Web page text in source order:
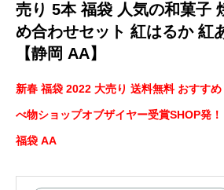
売り 5本 福袋 人気の和菓子
め合わせセット 紅はるか 紅
【静岡 AA】
新春 福袋 2022 大売り 送料無料 おすす
べ物ショップオブザイヤー受賞SHOP発
福袋 AA